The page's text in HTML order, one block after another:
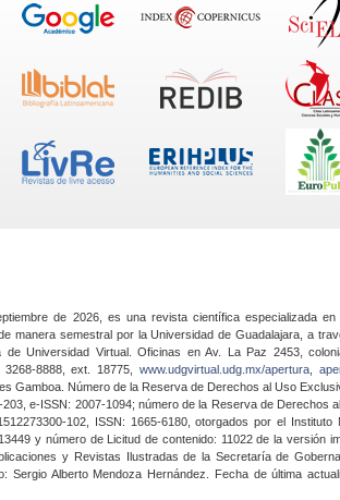
de 2026, es una revista científica especializada en
manera semestral por la Universidad de Guadalajara, a
de Universidad Virtual. Oficinas en Av. La Paz 2453,
3268-8888, ext. 18775,www.udgvirtual.udg.mx/apertura
Gamboa. Número de la Reserva de Derechos al Uso
e-ISSN: 2007-1094; número de la Reserva de Derechos
102, ISSN: 1665-6180, otorgados por el Instituto
y número de Licitud de contenido: 11022 de la versión
y Revistas Ilustradas de la Secretaría de
Sergio Alberto Mendoza Hernández. Fecha de última